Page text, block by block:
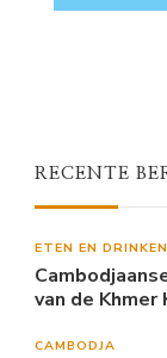
RECENTE
ETEN EN DRINKEN
van de Khmer
CAMBODJA